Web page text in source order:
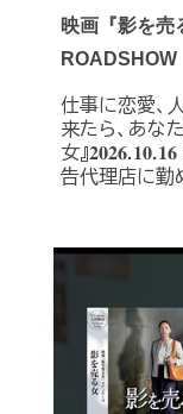
映画『影を売
ROADSHOW
仕事に恋愛、
来たら、あな
女』
告代理店に勤